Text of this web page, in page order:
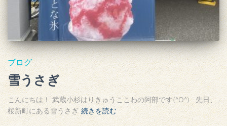
ブログ
雪うさぎ
こんにちは！ 武蔵小杉はりきゅうここわの阿部です(^O^) 先日、
桜新町にある雪うさぎ 続きを読む